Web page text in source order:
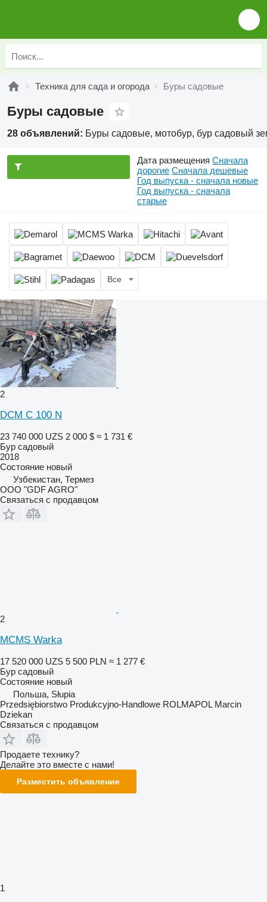
Техника для сада и огорода Буры садовые
Буры садовые
28 объявлений: Буры садовые, мотобур, бур садовый
Дата размещения Сначала
дорогие Сначала дешевые
Год выпуска - сначала новые
Год выпуска - сначала
старые
Все
2
DCM C 100 N
23 740 000 UZS 2 000 $ ≈ 1 731 €
Бур садовый
2018
Состояние новый
Узбекистан, Термез
ООО "GDF AGRO"
Связаться с продавцом
2
MCMS Warka
17 520 000 UZS 5 500 PLN ≈ 1 277 €
Бур садовый
Состояние новый
Польша, Słupia
Przedsiębiorstwo Produkcyjno-Handlowe ROLMAPOL Marcin
Dziekan
Связаться с продавцом
Продаете технику?
Делайте это вместе с нами!
Разместить объявление
1